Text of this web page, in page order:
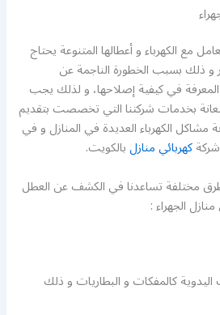
مع الكهرباء و أعطالها المتنوعة يحتاج
ذلك بسبب الخطورة الناجمة عن
المعرفة في كيفية إصلاحها، و لذلك يجب
بخدمات شركتنا التي تخصصت بتقديم
مشاكل الكهرباء العديدة في المنازل و في
شركةكهربائي منازلبالكويت.
مختلفة تساعدنا في الكشف عن العطل
الجهراء :
كالمفكات و البطاريات و ذلك